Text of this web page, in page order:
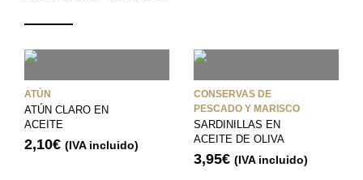
ATÚN
ATÚN CLARO EN
ACEITE
2,10€ (IVA incluido)
CONSERVAS DE
PESCADO Y MARISCO
SARDINILLAS EN
ACEITE DE OLIVA
3,95€ (IVA incluido)